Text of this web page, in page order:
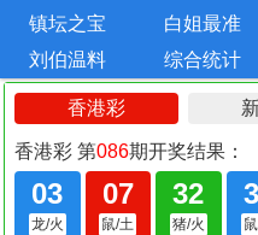
镇坛之宝
白姐最准
刘伯温料
综合统计